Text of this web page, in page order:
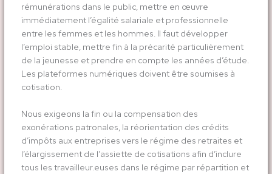
rémunérations dans le public, mettre en œuvre
immédiatement l’égalité salariale et professionnelle
entre les femmes et les hommes. Il faut développer
l’emploi stable, mettre fin à la précarité particulièrement
de la jeunesse et prendre en compte les années d’étude.
Les plateformes numériques doivent être soumises à
cotisation.
Nous exigeons la fin ou la compensation des
exonérations patronales, la réorientation des crédits
d’impôts aux entreprises vers le régime des retraites et
l’élargissement de l’assiette de cotisations afin d’inclure
tous les travailleur.euses dans le régime par répartition et